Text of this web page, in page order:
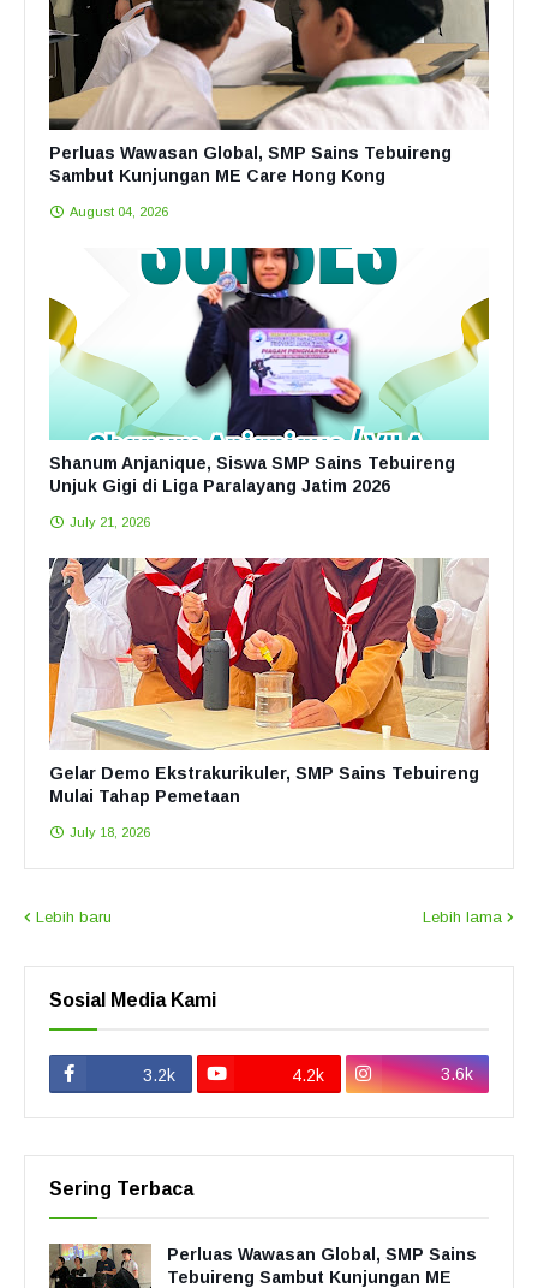
Perluas Wawasan Global, SMP Sains Tebuireng
Sambut Kunjungan ME Care Hong Kong
August 04, 2026
Shanum Anjanique, Siswa SMP Sains Tebuireng
Unjuk Gigi di Liga Paralayang Jatim 2026
July 21, 2026
Gelar Demo Ekstrakurikuler, SMP Sains Tebuireng
Mulai Tahap Pemetaan
July 18, 2026
Lebih baru Lebih lama
Sosial Media Kami
3.2k 4.2k 3.6k
Sering Terbaca
Perluas Wawasan Global, SMP Sains
Tebuireng Sambut Kunjungan ME